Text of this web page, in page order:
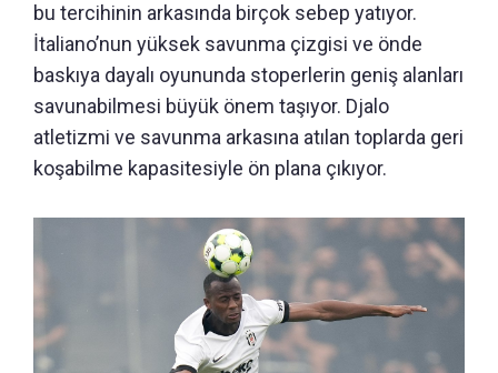
bu tercihinin arkasında birçok sebep yatıyor.
İtaliano’nun yüksek savunma çizgisi ve önde
baskıya dayalı oyununda stoperlerin geniş alanları
savunabilmesi büyük önem taşıyor. Djalo
atletizmi ve savunma arkasına atılan toplarda geri
koşabilme kapasitesiyle ön plana çıkıyor.